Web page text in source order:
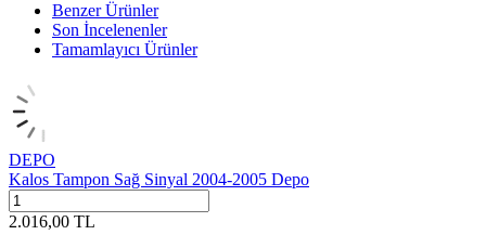
Benzer Ürünler
Son İncelenenler
Tamamlayıcı Ürünler
DEPO
Kalos Tampon Sağ Sinyal 2004-2005 Depo
2.016,00 TL